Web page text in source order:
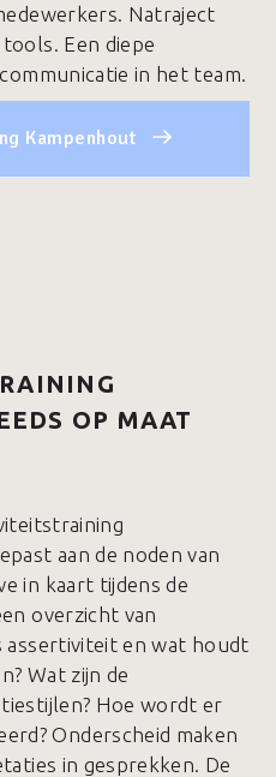
Natraject
Een diepe
in het team.
Kampenhout
OP MAAT
aan de noden van
in kaart tijdens de
overzicht van
assertiviteit en wat houdt
Wat zijn de
Hoe wordt er
Onderscheid maken
in gesprekken. De